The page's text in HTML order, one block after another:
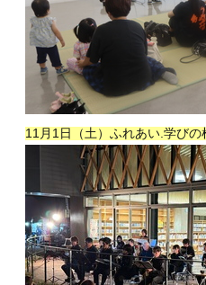
11月1日（土）ふれあい.学びの